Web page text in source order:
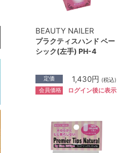
BEAUTY NAILER
プラクティスハンド ベー
シック(左手) PH-4
定価 1,430円 (税込)
会員価格 ログイン後に表示